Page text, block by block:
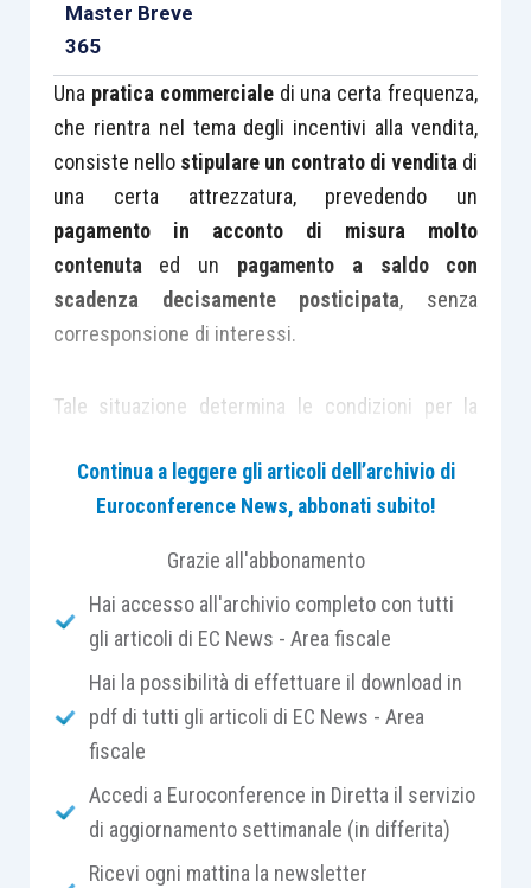
Master Breve
365
Una pratica commercialedi una certa frequenza,
che rientra nel tema degli incentivi alla vendita,
consiste nello stipulare un contrato di vendita di
una certa attrezzatura, prevedendo un
pagamento in acconto di misura molto
contenuta ed un pagamento a saldo con
scadenza decisamente posticipata, senza
corresponsione di interessi.
Tale situazione determina le condizioni per la
ammortizzatoe le conseguenze di tale
applicazione si manifestano anchesul piano
contabile, in merito a qualificazione,
classificazione ed imputazione temporale, sulle
regole previste nel Tuir.
Sul punto, l’
che i crediti ed i debiti debbano essere valutati al
costo ammortizzato, tenendo conto delfattore
Continua a leggere gli articoli dell’archivio di
Euroconference News, abbonati subito!
Grazie all'abbonamento
Hai accesso all'archivio completo con tutti
gli articoli di EC News - Area fiscale
Hai la possibilità di effettuare il download in
pdf di tutti gli articoli di EC News - Area
fiscale
Accedi a Euroconference in Diretta il servizio
di aggiornamento settimanale (in differita)
Ricevi ogni mattina la newsletter